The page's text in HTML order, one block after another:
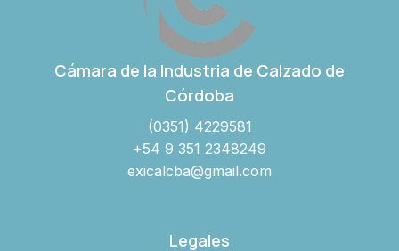
Cámara de la Industria de Calzado de
Córdoba
(0351) 4229581
+54 9 351 2348249
exicalcba@gmail.com
Legales